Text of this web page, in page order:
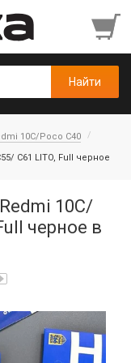
10C/Poco C40
C61 LITO, Full черное
10C/
черное в